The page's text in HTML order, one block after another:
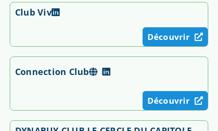
Club Viv
Découvrir
Connection Club
Découvrir